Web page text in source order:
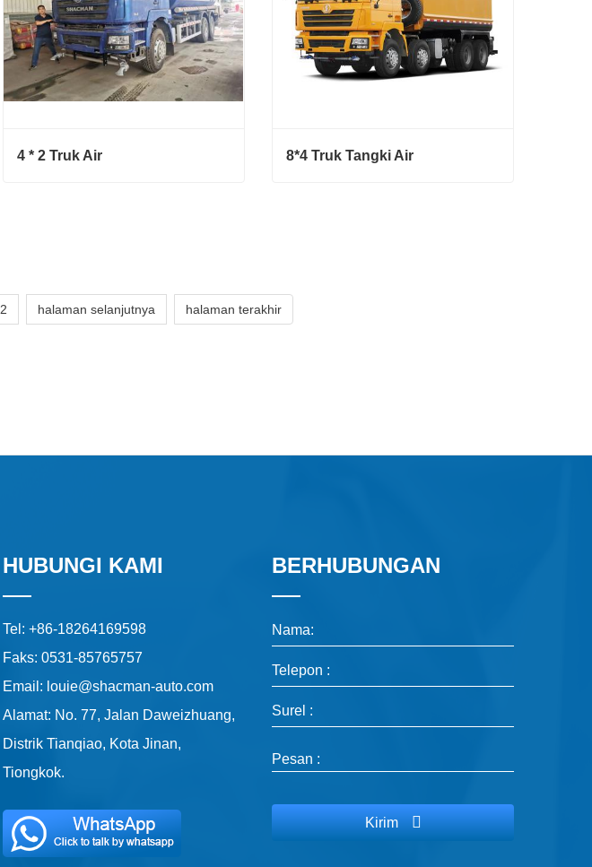
4 * 2 Truk Air 8*4 Truk Tangki Air
2 halaman selanjutnya halaman terakhir
HUBUNGI KAMI
Tel: +86-18264169598
Faks: 0531-85765757
Email: louie@shacman-auto.com
Alamat: No. 77, Jalan Daweizhuang,
Distrik Tianqiao, Kota Jinan,
Tiongkok.
BERHUBUNGAN
Nama:
Telepon :
Surel :
Pesan :
Kirim